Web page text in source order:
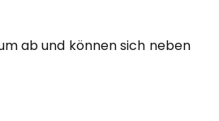
ab und können sich neben